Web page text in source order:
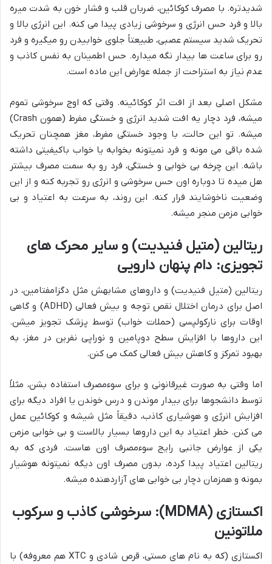
شدیدتره. با مصرف کوکائین، ضربان قلب و فشار خون به شدت میره
بالا و فرد حس انرژی و سرخوشی زیادی پیدا می کنه. این انرژی بالا و
تحریک شدید سیستم عصبی، طبیعتاً جلوی خوابیدن رو میگیره و فرد
رو برای ساعت ها بیدار نگه میداره. حس اطمینان به نفس کاذب و
عدم نیاز به استراحت از جمله عوارض این ماده است.
مشکل اصلی بعد از افت اثر کوکائینه. وقتی که اوج سرخوشی تموم
میشه، فرد دچار یه افت شدید انرژی و خستگی مفرط (همون Crash)
میشه. تو این حالت، با وجود خستگی مفرط، مغز همچنان تحریک
شده باقی می مونه و فرد نمیتونه بخوابه یا خواب باکیفیتی داشته
باشه. این چرخه بی خوابی و خستگی، فرد رو به سمت مصرف بیشتر
هل میده تا دوباره اون حس سرخوشی و انرژی رو تجربه کنه و از این
وضعیت ناخوشایند فرار کنه. این روند، به سرعت به اعتیاد و بی
خوابی مزمن منجر میشه.
ریتالین (متیل فنیدیت) و سایر محرک های
تجویزی: دام پنهان دارویی
ریتالین (متیل فنیدیت) و داروهای مشابهش مثل دگزامفتامین، در
اصل برای درمان اختلال نقص توجه و بیش فعالی (ADHD) و گاهی
اوقات برای نارکولپسی (حملات خواب) توسط پزشک تجویز میشن.
این داروها با افزایش سطح دوپامین و نوراپی نفرین در مغز، به
بهبود تمرکز و کاهش بیش فعالی کمک می کنن.
اما وقتی به صورت غیرقانونی و برای سوءمصرف استفاده بشن، مثلاً
توسط دانشجوها برای بیدار موندن و درس خوندن یا افراد دیگه برای
افزایش انرژی و هوشیاری کاذب، دقیقاً مثل شیشه و کوکائین عمل
می کنن. خطر اعتیاد به این داروها بسیار بالاست و بی خوابی مزمن
یکی از عوارض جانبی رایج سوءمصرف اون هاست. فردی که به
ریتالین اعتیاد پیدا کرده، بدون مصرف اون دیگه نمیتونه هوشیار
بمونه و همزمان دچار بی خوابی های آزاردهنده میشه.
اکستازی (MDMA): سرخوشی کاذب و سرکوب
ملاتونین
اکستازی (که به نام های مستی، قرص شادی و XTC هم معروفه) با